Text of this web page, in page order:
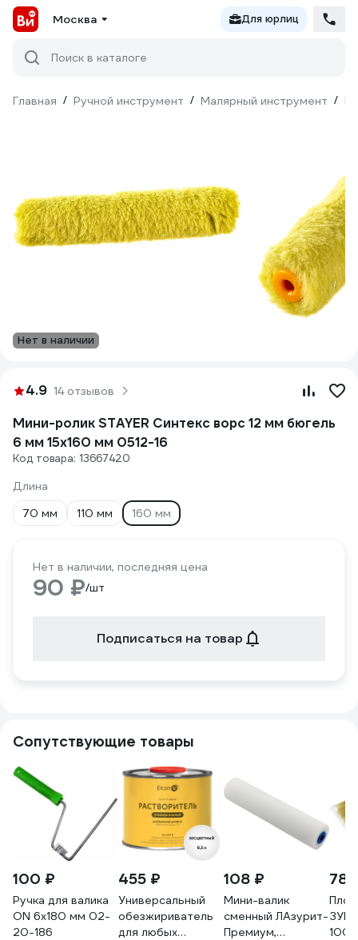
Москва Для юрлиц
Поиск в каталоге
Главная / Ручной инструмент / Малярный инструмент /
Нет в наличии
4.9 14 отзывов
Мини-ролик STAYER Синтекс ворс 12 мм бюгель
6 мм 15x160 мм 0512-16
Код товара: 13667420
Длина
70 мм
110 мм 160 мм
Нет в наличии, последняя цена
90 ₽/шт
Подписаться на товар
Сопутствующие товары
100 ₽
Ручка для валика
ON 6x180 мм 02-
20-186
455 ₽
Универсальный
обезжириватель
для любых
108 ₽
Мини-валик
сменный ЛАзурит-
Премиум,
78
100